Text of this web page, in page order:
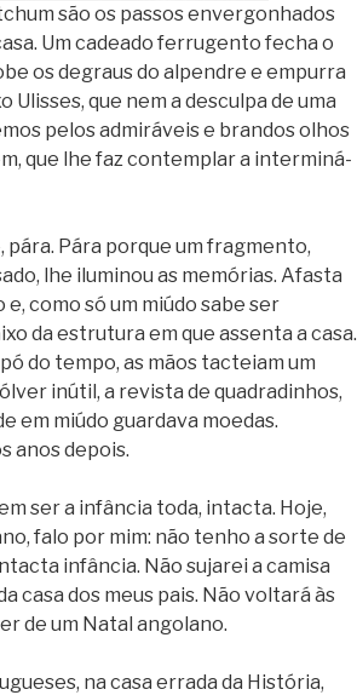
são os pas­sos enver­go­nha­dos
Um cade­ado fer­ru­gento fecha o
os degraus do alpen­dre e empurra
Ulis­ses, que nem a des­culpa de uma
pelos admi­rá­veis e bran­dos olhos
que lhe faz con­tem­plar a inter­mi­ná­
pára. Pára porque um fragmento,
lhe iluminou as memórias. Afasta
como só um miúdo sabe ser
da estrutura em que assenta a casa.
do tempo, as mãos tacteiam um
inútil, a revista de quadradinhos,
em miúdo guardava moedas.
anos depois.
ser a infância toda, intacta. Hoje,
falo por mim: não tenho a sorte de
infância. Não sujarei a camisa
casa dos meus pais. Não voltará às
de um Natal angolano.
na casa errada da História,